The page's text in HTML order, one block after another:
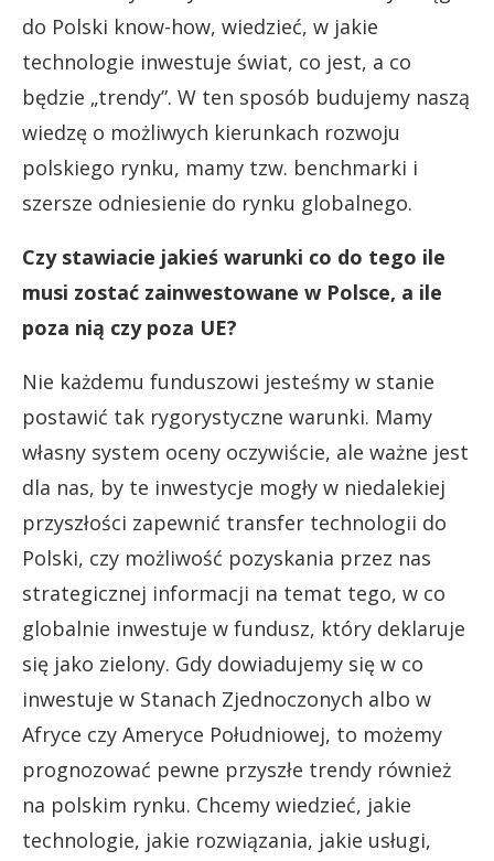
do Polski know-how, wiedzieć, w jakie
technologie inwestuje świat, co jest, a co
będzie „trendy”. W ten sposób budujemy naszą
wiedzę o możliwych kierunkach rozwoju
polskiego rynku, mamy tzw. benchmarki i
szersze odniesienie do rynku globalnego.
Czy stawiacie jakieś warunki co do tego ile
musi zostać zainwestowane w Polsce, a ile
poza nią czy poza UE?
Nie każdemu funduszowi jesteśmy w stanie
postawić tak rygorystyczne warunki. Mamy
własny system oceny oczywiście, ale ważne jest
dla nas, by te inwestycje mogły w niedalekiej
przyszłości zapewnić transfer technologii do
Polski, czy możliwość pozyskania przez nas
strategicznej informacji na temat tego, w co
globalnie inwestuje w fundusz, który deklaruje
się jako zielony. Gdy dowiadujemy się w co
inwestuje w Stanach Zjednoczonych albo w
Afryce czy Ameryce Południowej, to możemy
prognozować pewne przyszłe trendy również
na polskim rynku. Chcemy wiedzieć, jakie
technologie, jakie rozwiązania, jakie usługi,